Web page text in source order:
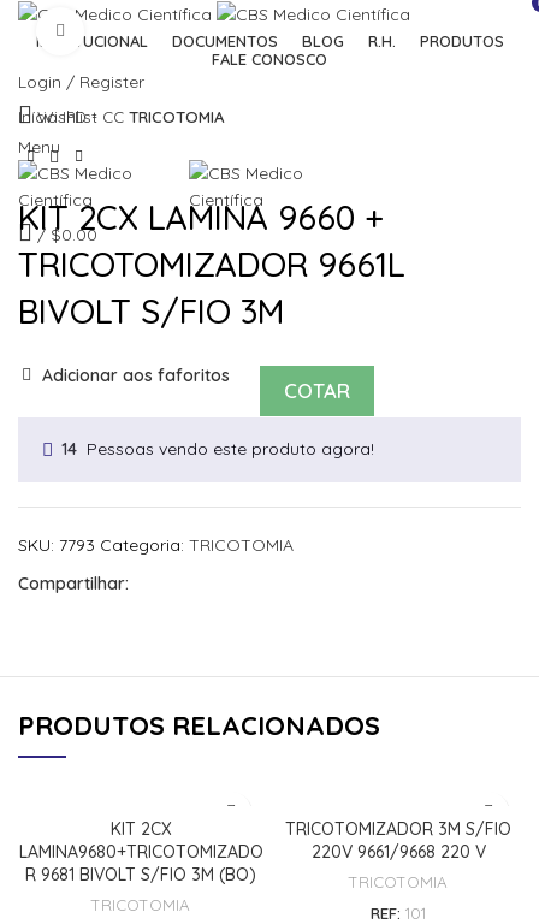
INSTITUCIONAL DOCUMENTOS BLOG R.H.
PRODUTOS
FALE CONOSCO
Login / Register
Wishlist
Menu
/ $0.00
InícioIPD - CC TRICOTOMIA
KIT 2CX LAMINA 9660 +
TRICOTOMIZADOR 9661L
BIVOLT S/FIO 3M
Adicionar aos faforitos
COTAR
14 Pessoas vendo este produto agora!
SKU: 7793 Categoria: TRICOTOMIA
Compartilhar:
PRODUTOS RELACIONADOS
KIT 2CX
LAMINA9680+TRICOTOMIZADO
R 9681 BIVOLT S/FIO 3M (BO)
TRICOTOMIA
TRICOTOMIZADOR 3M S/FIO
220V 9661/9668 220 V
TRICOTOMIA
REF: 101